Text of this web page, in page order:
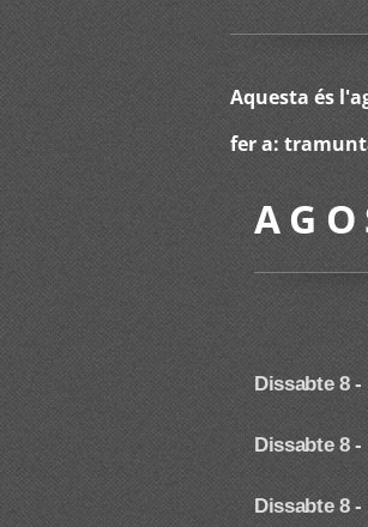
Aquesta és
fer a:
A G O
Dissabte 8 -
Dissabte 8 -
Dissabte 8